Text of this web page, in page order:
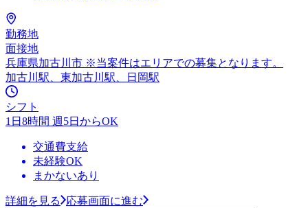
勤務地
面接地
兵庫県加古川市 ※当案件はエリアでの募集となります。
加古川駅、東加古川駅、日岡駅
シフト
1日8時間 週5日からOK
交通費支給
未経験OK
まかないあり
詳細を見る 応募画面に進む